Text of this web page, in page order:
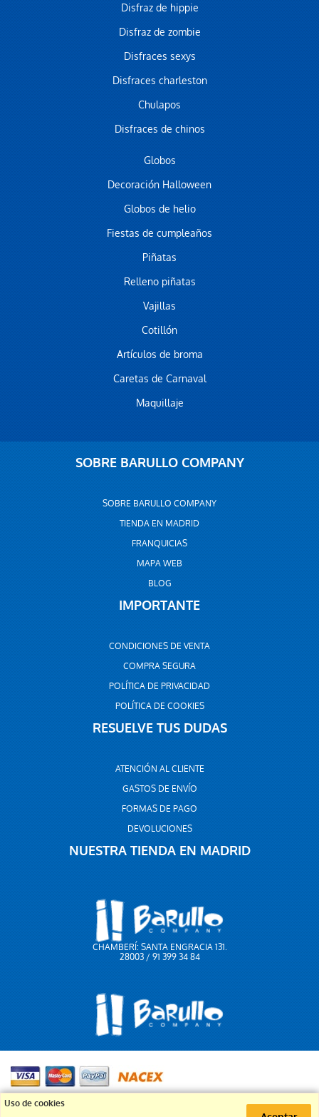
Disfraz de hippie
Disfraz de zombie
Disfraces sexys
Disfraces charleston
Chulapos
Disfraces de chinos
Globos
Decoración Halloween
Globos de helio
Fiestas de cumpleaños
Piñatas
Relleno piñatas
Vajillas
Cotillón
Artículos de broma
Caretas de Carnaval
Maquillaje
SOBRE BARULLO COMPANY
SOBRE BARULLO COMPANY
TIENDA EN MADRID
FRANQUICIAS
MAPA WEB
BLOG
IMPORTANTE
CONDICIONES DE VENTA
COMPRA SEGURA
POLÍTICA DE PRIVACIDAD
POLÍTICA DE COOKIES
RESUELVE TUS DUDAS
ATENCIÓN AL CLIENTE
GASTOS DE ENVÍO
FORMAS DE PAGO
DEVOLUCIONES
NUESTRA TIENDA EN MADRID
CHAMBERÍ: SANTA ENGRACIA 131.
28003 / 91 399 34 84
91 399 34 84
Uso de cookies